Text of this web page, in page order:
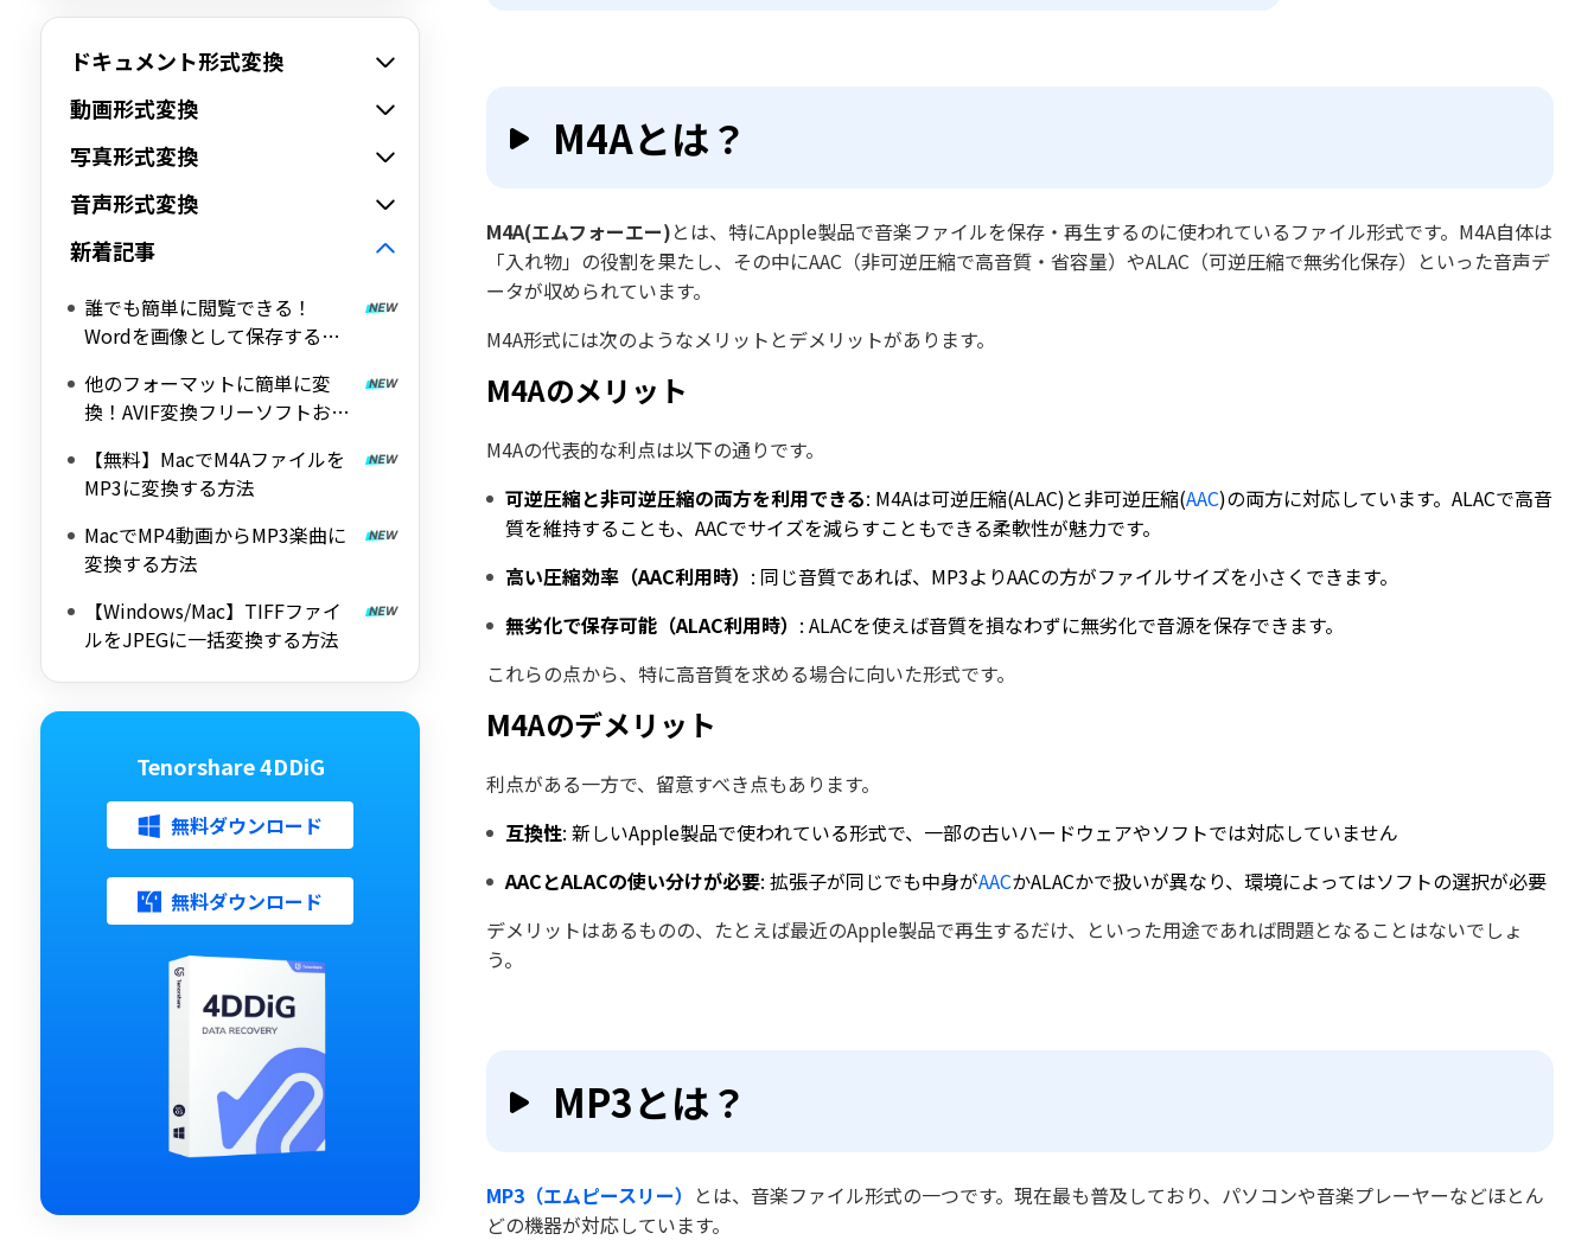
ドキュメント形式変換
動画形式変換
写真形式変換
音声形式変換
新着記事
誰でも簡単に閲覧できる！
Wordを画像として保存する方
他のフォーマットに簡単に変
換！AVIF変換フリーソフトおす
【無料】MacでM4Aファイルを
MP3に変換する方法
MacでMP4動画からMP3楽曲に
変換する方法
【Windows/Mac】TIFFファイ
ルをJPEGに一括変換する方法
Tenorshare 4DDiG
無料ダウンロード
無料ダウンロード
M4Aとは？
M4A(エムフォーエー)とは、特にApple製品で音楽ファイルを保存・再生するのに使われているファイル形式です。M4A自体は
「入れ物」の役割を果たし、その中にAAC（非可逆圧縮で高音質・省容量）やALAC（可逆圧縮で無劣化保存）といった音声デ
ータが収められています。
M4A形式には次のようなメリットとデメリットがあります。
M4Aのメリット
M4Aの代表的な利点は以下の通りです。
可逆圧縮と非可逆圧縮の両方を利用できる: M4Aは可逆圧縮(ALAC)と非可逆圧縮(AAC)の両方に対応しています。ALACで高音
質を維持することも、AACでサイズを減らすこともできる柔軟性が魅力です。
高い圧縮効率（AAC利用時） : 同じ音質であれば、MP3よりAACの方がファイルサイズを小さくできます。
無劣化で保存可能（ALAC利用時） : ALACを使えば音質を損なわずに無劣化で音源を保存できます。
これらの点から、特に高音質を求める場合に向いた形式です。
M4Aのデメリット
利点がある一方で、留意すべき点もあります。
互換性: 新しいApple製品で使われている形式で、一部の古いハードウェアやソフトでは対応していません
AACとALACの使い分けが必要: 拡張子が同じでも中身がAACかALACかで扱いが異なり、環境によってはソフトの選択が必要
デメリットはあるものの、たとえば最近のApple製品で再生するだけ、といった用途であれば問題となることはないでしょ
う。
MP3とは？
MP3（エムピースリー） とは、音楽ファイル形式の一つです。現在最も普及しており、パソコンや音楽プレーヤーなどほとん
どの機器が対応しています。